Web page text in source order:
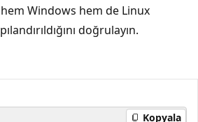
Windows hem de Linux
doğrulayın.
Kopyala